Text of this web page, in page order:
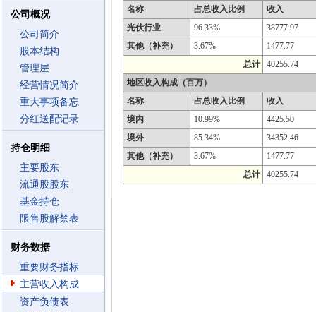
公司概况
公司简介
股本结构
管理层
经营情况简介
重大事项备忘
分红送配记录
持仓明细
主要股东
流通股股东
基金持仓
限售股解禁表
财务数据
重要财务指标
主营收入构成
资产负债表
名称
占总收入比例
收入
光伏行业
96.33%
38777.97
其他（补充）
3.67%
1477.77
总计
40255.74
地区收入构成（百万）
名称
占总收入比例
收入
境内
10.99%
4425.50
境外
85.34%
34352.46
其他（补充）
3.67%
1477.77
总计
40255.74